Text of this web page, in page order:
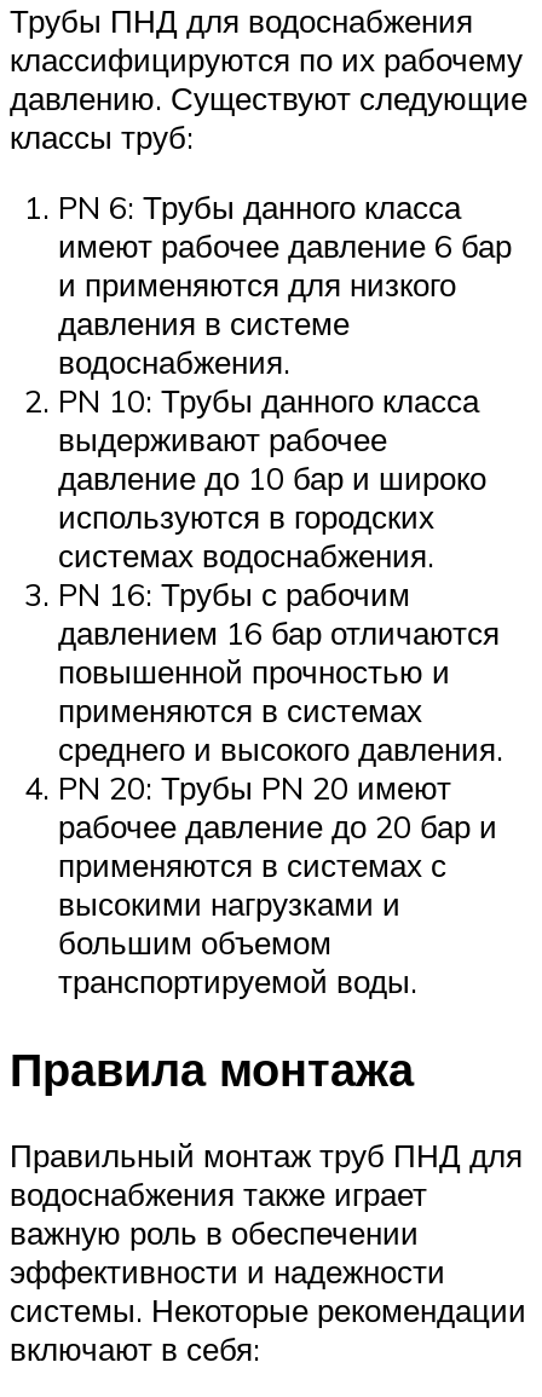
Трубы ПНД для водоснабжения
классифицируются по их рабочему
давлению. Существуют следующие
классы труб:
PN 6: Трубы данного класса
имеют рабочее давление 6 бар
и применяются для низкого
давления в системе
водоснабжения.
PN 10: Трубы данного класса
выдерживают рабочее
давление до 10 бар и широко
используются в городских
системах водоснабжения.
PN 16: Трубы с рабочим
давлением 16 бар отличаются
повышенной прочностью и
применяются в системах
среднего и высокого давления.
PN 20: Трубы PN 20 имеют
рабочее давление до 20 бар и
применяются в системах с
высокими нагрузками и
большим объемом
транспортируемой воды.
Правила монтажа
Правильный монтаж труб ПНД для
водоснабжения также играет
важную роль в обеспечении
эффективности и надежности
системы. Некоторые рекомендации
включают в себя: